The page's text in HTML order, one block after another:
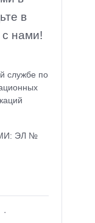
в
нами!
службе по
ЭЛ №